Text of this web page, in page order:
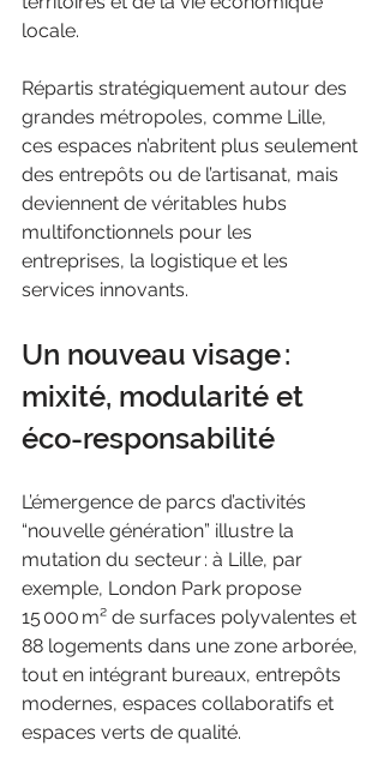
locale.
Répartis stratégiquement autour des
grandes métropoles, comme Lille,
ces espaces n’abritent plus seulement
des entrepôts ou de l’artisanat, mais
deviennent de véritables hubs
multifonctionnels pour les
entreprises, la logistique et les
services innovants.
Un nouveau visage :
mixité, modularité et
éco-responsabilité
L’émergence de parcs d’activités
“nouvelle génération” illustre la
mutation du secteur : à Lille, par
exemple, London Park propose
15 000 m² de surfaces polyvalentes et
88 logements dans une zone arborée,
tout en intégrant bureaux, entrepôts
modernes, espaces collaboratifs et
espaces verts de qualité.